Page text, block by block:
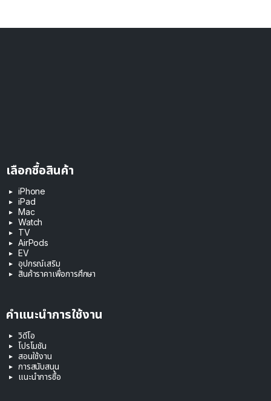
เลือกซื้อสินค้า
iPhone
iPad
Mac
Watch
TV
AirPods
EV
อุปกรณ์เสริม
สินค้าราคาเพื่อการศึกษา
คำแนะนำการใช้งาน
วิดีโอ
โปรโมชัน
สอนใช้งาน
การสนับสนุน
แนะนำการซื้อ